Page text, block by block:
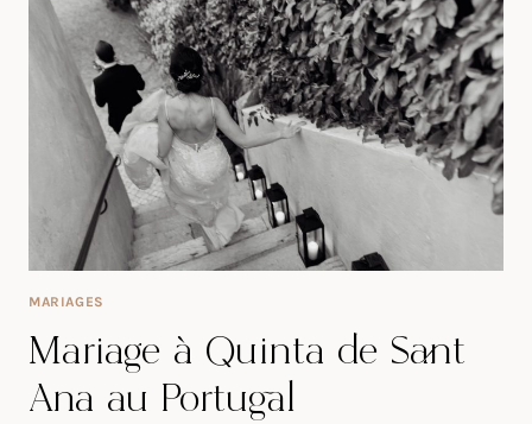
MARIAGES
Mariage à Quinta de Sant
Ana au Portugal